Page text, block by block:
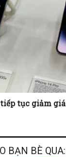
tục giảm giá
BẠN BÈ QUA: